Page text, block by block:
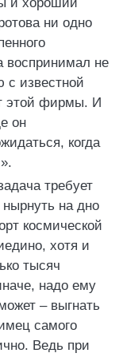
ни одно
воспринимал не
с известной
этой фирмы. И
он
когда
требует
нырнуть на дно
космической
хотя и
тысяч
надо ему
– выгнать
самого
Ведь при